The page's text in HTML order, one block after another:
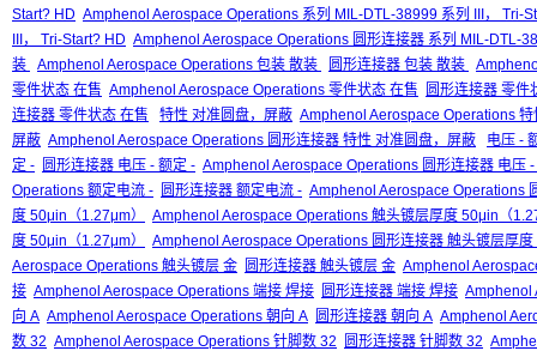
Start? HD Amphenol Aerospace Operations 系列 MIL-DTL-38999 系列 III， Tri-
III， Tri-Start? HD Amphenol Aerospace Operations 圆形连接器 系列 MIL-DTL-
装
Amphenol Aerospace Operations 包装 散装 圆形连接器 包装 散装
零件状态 在售 Amphenol Aerospace Operations 零件状态 在售
圆形连接器 零件
连接器 零件状态 在售
特性 对准圆盘，屏蔽 Amphenol Aerospace Operations
屏蔽 Amphenol Aerospace Operations 圆形连接器 特性 对准圆盘，屏蔽
电压 -
定 - 圆形连接器 电压 - 额定 - Amphenol Aerospace Operations 圆形连接器 电压 -
Operations 额定电流 - 圆形连接器 额定电流 - Amphenol Aerospace Operations
度 50μin（1.27μm）
Amphenol Aerospace Operations 触头镀层厚度 50μin（
度 50μin（1.27μm）
Amphenol Aerospace Operations 圆形连接器 触头镀层厚
Aerospace Operations 触头镀层 金 圆形连接器 触头镀层 金 Amphenol
接 Amphenol Aerospace Operations 端接 焊接 圆形连接器 端接 焊接 Amphenol
向 A Amphenol Aerospace Operations 朝向 A 圆形连接器 朝向 A Amphenol
数 32 Amphenol Aerospace Operations 针脚数 32 圆形连接器 针脚数 32